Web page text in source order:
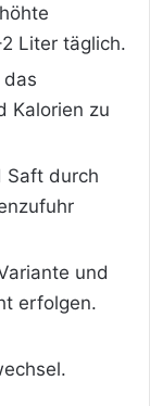
Liter täglich.
das
Kalorien zu
Saft durch
und
erfolgen.